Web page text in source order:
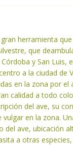
herramienta
que
y San Luis,
a la ciudad de
en la zona por
calidad a todo
del ave, su
en la zona.
del ave, ubicación
a otras